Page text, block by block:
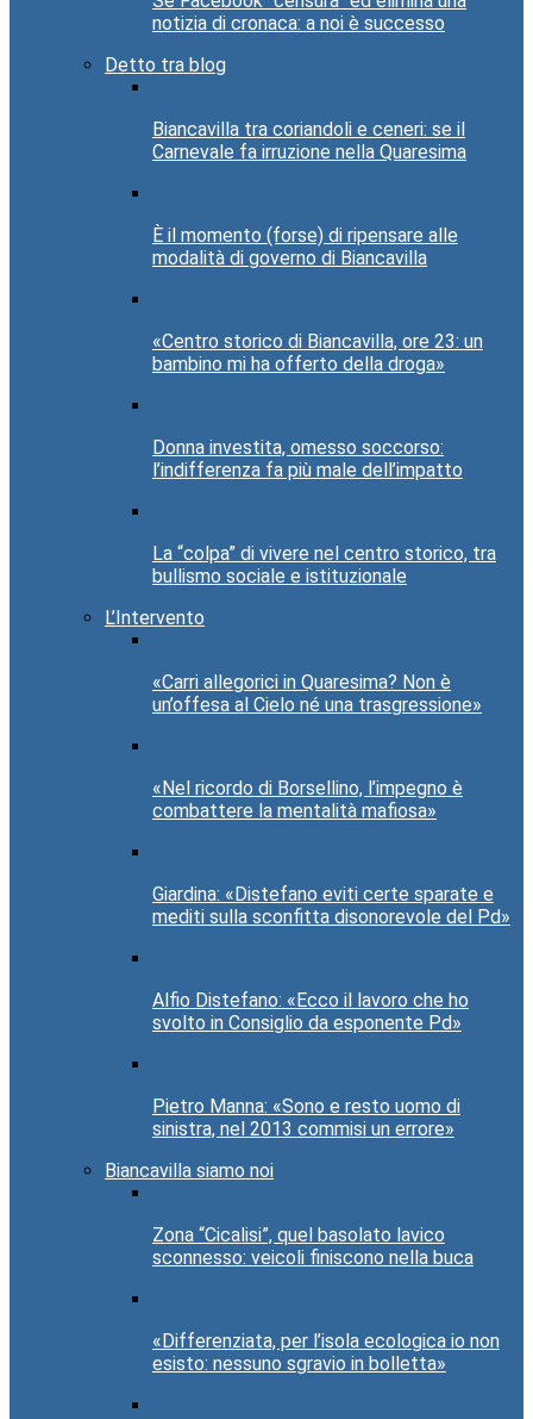
notizia di cronaca: a noi è successo
Detto tra blog
Biancavilla tra coriandoli e ceneri: se il
Carnevale fa irruzione nella Quaresima
È il momento (forse) di ripensare alle
modalità di governo di Biancavilla
«Centro storico di Biancavilla, ore 23: un
bambino mi ha offerto della droga»
Donna investita, omesso soccorso:
l’indifferenza fa più male dell’impatto
La “colpa” di vivere nel centro storico, tra
bullismo sociale e istituzionale
L’Intervento
«Carri allegorici in Quaresima? Non è
un’offesa al Cielo né una trasgressione»
«Nel ricordo di Borsellino, l’impegno è
combattere la mentalità mafiosa»
Giardina: «Distefano eviti certe sparate e
mediti sulla sconfitta disonorevole del Pd»
Alfio Distefano: «Ecco il lavoro che ho
svolto in Consiglio da esponente Pd»
Pietro Manna: «Sono e resto uomo di
sinistra, nel 2013 commisi un errore»
Biancavilla siamo noi
Zona “Cicalisi”, quel basolato lavico
sconnesso: veicoli finiscono nella buca
«Differenziata, per l’isola ecologica io non
esisto: nessuno sgravio in bolletta»